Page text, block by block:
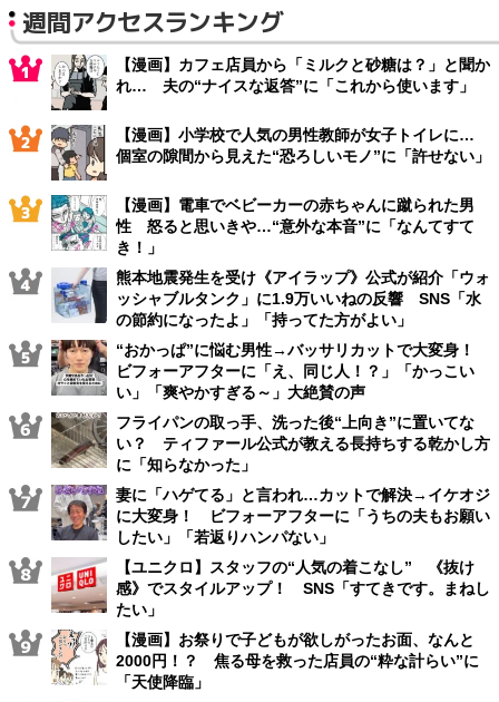
週間アクセスランキング
【漫画】カフェ店員から「ミルクと砂糖は？」と聞か
れ… 夫の“ナイスな返答”に「これから使います」
【漫画】小学校で人気の男性教師が女子トイレに…
個室の隙間から見えた“恐ろしいモノ”に「許せない」
【漫画】電車でベビーカーの赤ちゃんに蹴られた男
性 怒ると思いきや…“意外な本音”に「なんてすて
き！」
熊本地震発生を受け《アイラップ》公式が紹介「ウォ
ッシャブルタンク」に1.9万いいねの反響 SNS「水
の節約になったよ」「持ってた方がよい」
“おかっぱ”に悩む男性→バッサリカットで大変身！
ビフォーアフターに「え、同じ人！？」「かっこい
い」「爽やかすぎる～」大絶賛の声
フライパンの取っ手、洗った後“上向き”に置いてな
い？ ティファール公式が教える長持ちする乾かし方
に「知らなかった」
妻に「ハゲてる」と言われ…カットで解決→イケオジ
に大変身！ ビフォーアフターに「うちの夫もお願い
したい」「若返りハンパない」
【ユニクロ】スタッフの“人気の着こなし” 《抜け
感》でスタイルアップ！ SNS「すてきです。まねし
たい」
【漫画】お祭りで子どもが欲しがったお面、なんと
2000円！？ 焦る母を救った店員の“粋な計らい”に
「天使降臨」